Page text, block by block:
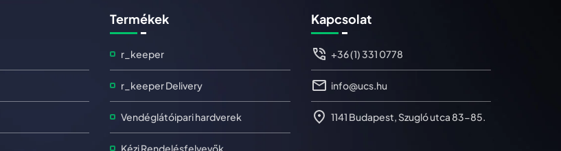
Termékek
r_keeper
r_keeper Delivery
Vendéglátóipari hardverek
Kézi Rendelésfelvevők
Kapcsolat
+36 (1) 331 0778
info@ucs.hu
1141 Budapest, Szugló utca 83-85.